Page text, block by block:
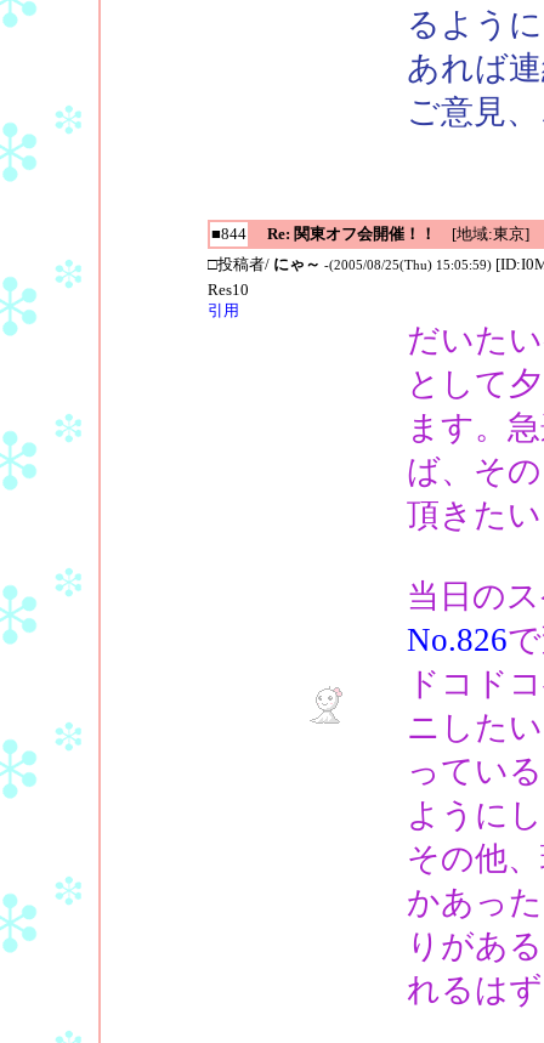
るよう
あれば
ご意見
■844 Re: 関東オフ会開催！！
[地域:東京]
□投稿者/ にゃ～ -(2005/08/25(Thu) 15:05:59)
Res10
引用
だいた
として
ます。
ば、そ
頂きた
当日の
No.826
ドコド
ニした
ってい
ように
その他
かあっ
りがあ
れるは